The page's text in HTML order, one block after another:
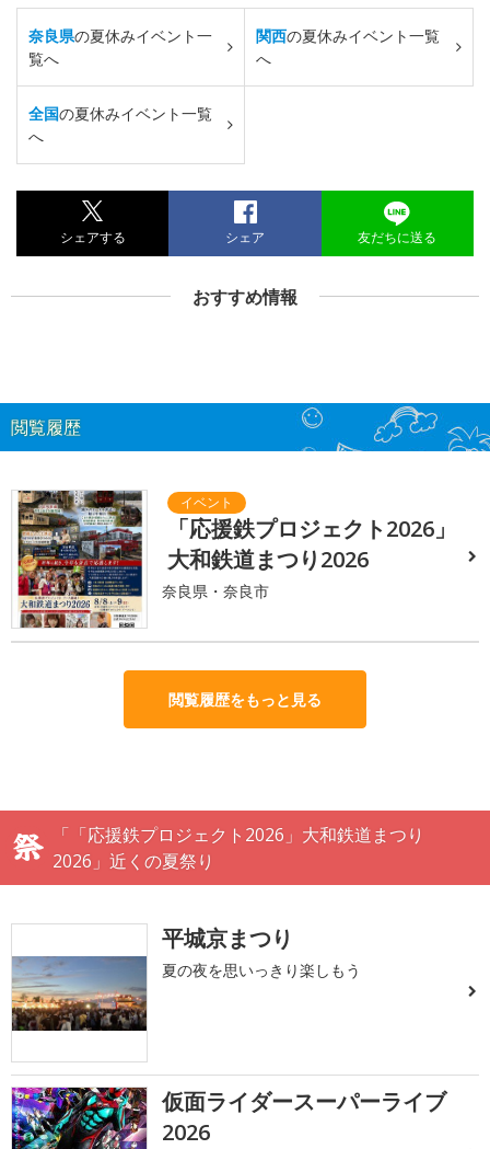
奈良県の夏休みイベント一
覧へ
関西の夏休みイベント一覧
へ
全国の夏休みイベント一覧
へ
シェアする シェア 友だちに送る
おすすめ情報
閲覧履歴
「応援鉄プロジェクト2026」
大和鉄道まつり2026
奈良県・奈良市
閲覧履歴をもっと見る
「「応援鉄プロジェクト2026」大和鉄道まつり
2026」近くの夏祭り
平城京まつり
夏の夜を思いっきり楽しもう
仮面ライダースーパーライブ
2026